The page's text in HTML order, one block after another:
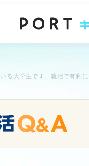
る大学生です。就活で有利に